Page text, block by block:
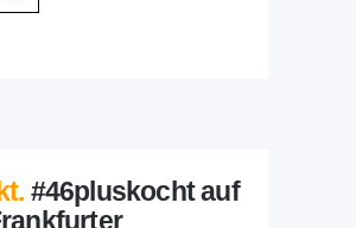
#46pluskocht auf